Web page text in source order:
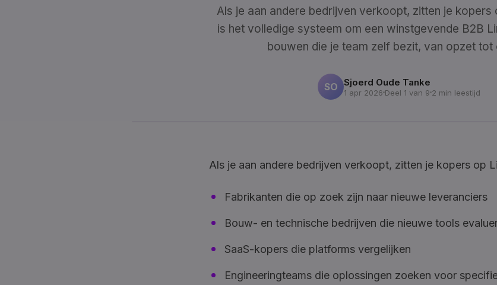
Als je aan andere bedrijven verkoopt, zitten je kopers
is het volledige systeem om een winstgevende B2B
bouwen die je team zelf bezit, van opzet tot
SO Sjoerd Oude Tanke
1 apr 2026 Deel 1 van 9 2 min leestijd
Als je aan andere bedrijven verkoopt, zitten je kopers op
Fabrikanten die op zoek zijn naar nieuwe leveranciers
Bouw- en technische bedrijven die nieuwe tools
SaaS-kopers die platforms vergelijken
Engineeringteams die oplossingen zoeken voor